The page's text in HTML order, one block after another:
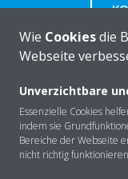
Über DAIKIN
Wie Cookiesdie
Webseite
Unverzichtbare
Essenzielle Cookies
indem sie
Bereiche der Webseite
nicht richtig